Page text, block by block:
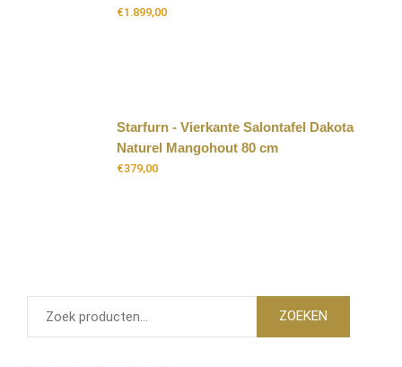
€1.899,00
Starfurn - Vierkante Salontafel Dakota
Naturel Mangohout 80 cm
€379,00
ZOEKEN